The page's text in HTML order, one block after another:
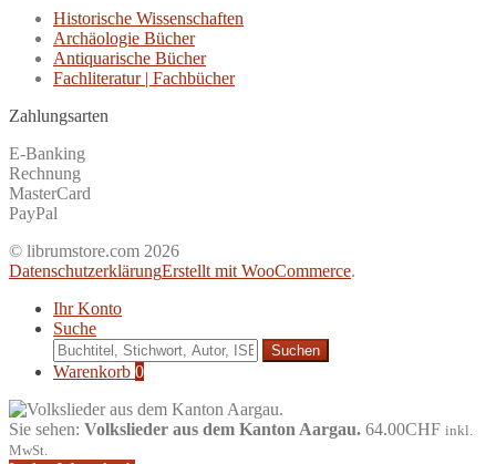
Historische Wissenschaften
Archäologie Bücher
Antiquarische Bücher
Fachliteratur | Fachbücher
Zahlungsarten
E-Banking
Rechnung
MasterCard
PayPal
© librumstore.com 2026
DatenschutzerklärungErstellt mit WooCommerce.
Ihr Konto
Suche
Suche
nach:
Warenkorb 0
Sie sehen: Volkslieder aus dem Kanton Aargau. 64.00CHF inkl.
MwSt.